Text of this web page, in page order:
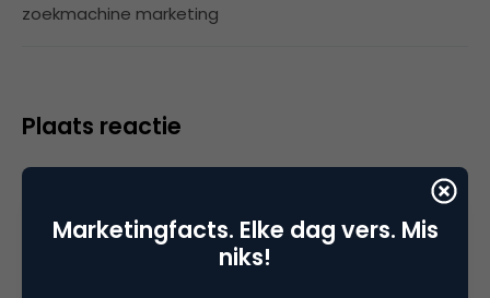
zoekmachine marketing
Plaats reactie
Je moet
Marketingfacts. Elke dag vers. Mis
niks!